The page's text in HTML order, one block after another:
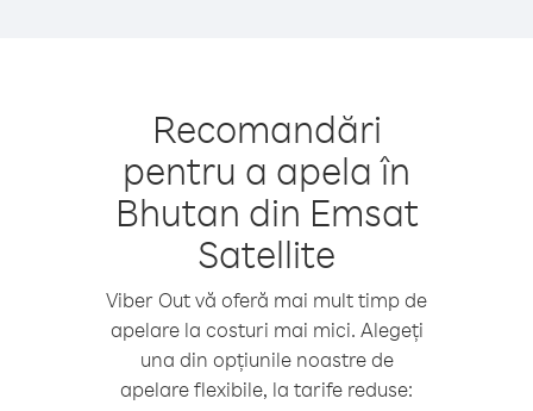
Recomandări
pentru a apela în
Bhutan din Emsat
Satellite
Viber Out vă oferă mai mult timp de
apelare la costuri mai mici. Alegeți
una din opțiunile noastre de
apelare flexibile, la tarife reduse: